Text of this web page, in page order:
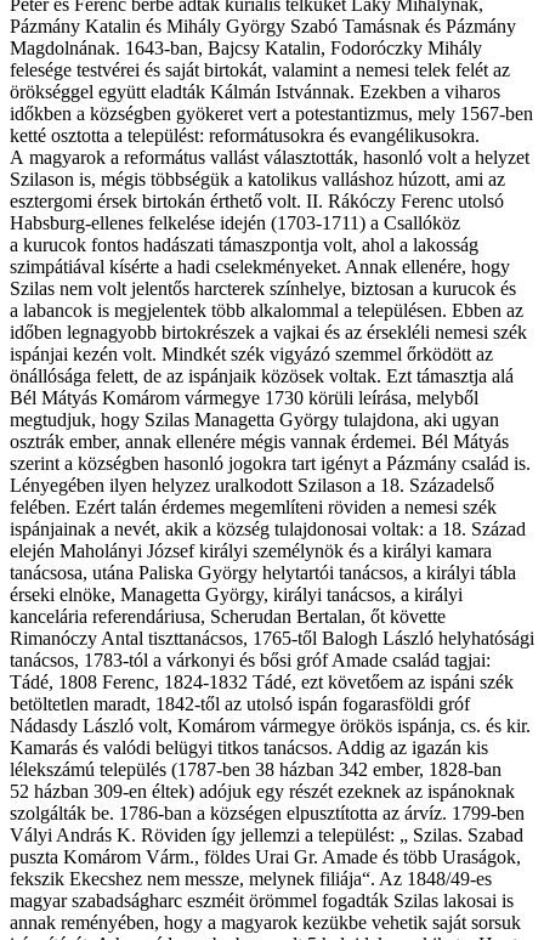
Pázmány Katalin és Mihály György Szabó Tamásnak és Pázmány
Magdolnának. 1643-ban, Bajcsy Katalin, Fodoróczky Mihály
felesége testvérei és saját birtokát, valamint a nemesi telek felét az
örökséggel együtt eladták Kálmán Istvánnak. Ezekben a viharos
időkben a községben gyökeret vert a potestantizmus, mely 1567-ben
ketté osztotta a települést: reformátusokra és evangélikusokra.
A magyarok a református vallást választották, hasonló volt a helyzet
Szilason is, mégis többségük a katolikus valláshoz húzott, ami az
esztergomi érsek birtokán érthető volt. II. Rákóczy Ferenc utolsó
Habsburg-ellenes felkelése idején (1703-1711) a Csallóköz
a kurucok fontos hadászati támaszpontja volt, ahol a lakosság
szimpátiával kísérte a hadi cselekményeket. Annak ellenére, hogy
Szilas nem volt jelentős harcterek színhelye, biztosan a kurucok és
a labancok is megjelentek több alkalommal a településen. Ebben az
időben legnagyobb birtokrészek a vajkai és az érsekléli nemesi szék
ispánjai kezén volt. Mindkét szék vigyázó szemmel őrködött az
önállósága felett, de az ispánjaik közösek voltak. Ezt támasztja alá
Bél Mátyás Komárom vármegye 1730 körüli leírása, melyből
megtudjuk, hogy Szilas Managetta György tulajdona, aki ugyan
osztrák ember, annak ellenére mégis vannak érdemei. Bél Mátyás
szerint a községben hasonló jogokra tart igényt a Pázmány család is.
Lényegében ilyen helyzez uralkodott Szilason a 18. Századelső
felében. Ezért talán érdemes megemlíteni röviden a nemesi szék
ispánjainak a nevét, akik a község tulajdonosai voltak: a 18. Század
elején Maholányi József királyi személynök és a királyi kamara
tanácsosa, utána Paliska György helytartói tanácsos, a királyi tábla
érseki elnöke, Managetta György, királyi tanácsos, a királyi
kancelária referendáriusa, Scherudan Bertalan, őt követte
Rimanóczy Antal tiszttanácsos, 1765-től Balogh László helyhatósági
tanácsos, 1783-tól a várkonyi és bősi gróf Amade család tagjai:
Tádé, 1808 Ferenc, 1824-1832 Tádé, ezt követőem az ispáni szék
betöltetlen maradt, 1842-től az utolsó ispán fogarasföldi gróf
Nádasdy László volt, Komárom vármegye örökös ispánja, cs. és kir.
Kamarás és valódi belügyi titkos tanácsos. Addig az igazán kis
lélekszámú település (1787-ben 38 házban 342 ember, 1828-ban
52 házban 309-en éltek) adójuk egy részét ezeknek az ispánoknak
szolgálták be. 1786-ban a községen elpusztította az árvíz. 1799-ben
Vályi András K. Röviden így jellemzi a települést: „ Szilas. Szabad
puszta Komárom Várm., földes Urai Gr. Amade és több Uraságok,
fekszik Ekecshez nem messze, melynek filiája“. Az 1848/49-es
magyar szabadságharc eszméit örömmel fogadták Szilas lakosai is
annak reményében, hogy a magyarok kezükbe vehetik saját sorsuk